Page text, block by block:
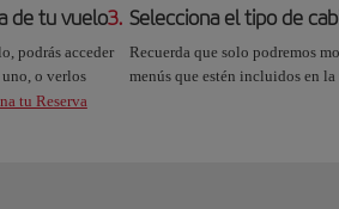
de tu vuelo
podrás acceder
o verlos
tu Reserva
3. Selecciona el tipo de
Recuerda que solo podremos
menús que estén incluidos en la